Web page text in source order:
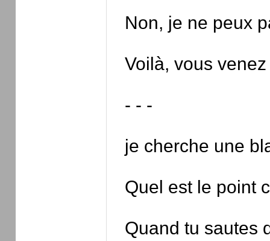
Non, je ne peux
Voilà, vous
- - -
je cherche une
Quel est le point
Quand tu sautes